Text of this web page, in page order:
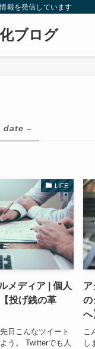
報を発信しています
ブログ
date –
LIFE
メディア | 個人
投げ銭の革
日こんなツイート
う。 Twitterでも人
ア
の
へ
こ
し